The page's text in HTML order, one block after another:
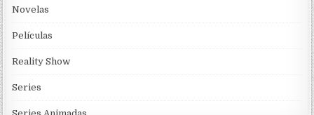
Novelas
Películas
Reality Show
Series